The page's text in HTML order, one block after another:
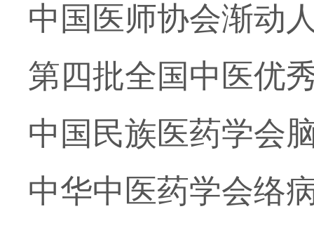
中国医师协会渐动
第四批全国中医优
中国民族医药学会
中华中医药学会络